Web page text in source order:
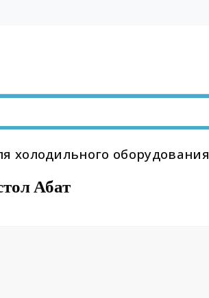
холодильного оборудования
Абат